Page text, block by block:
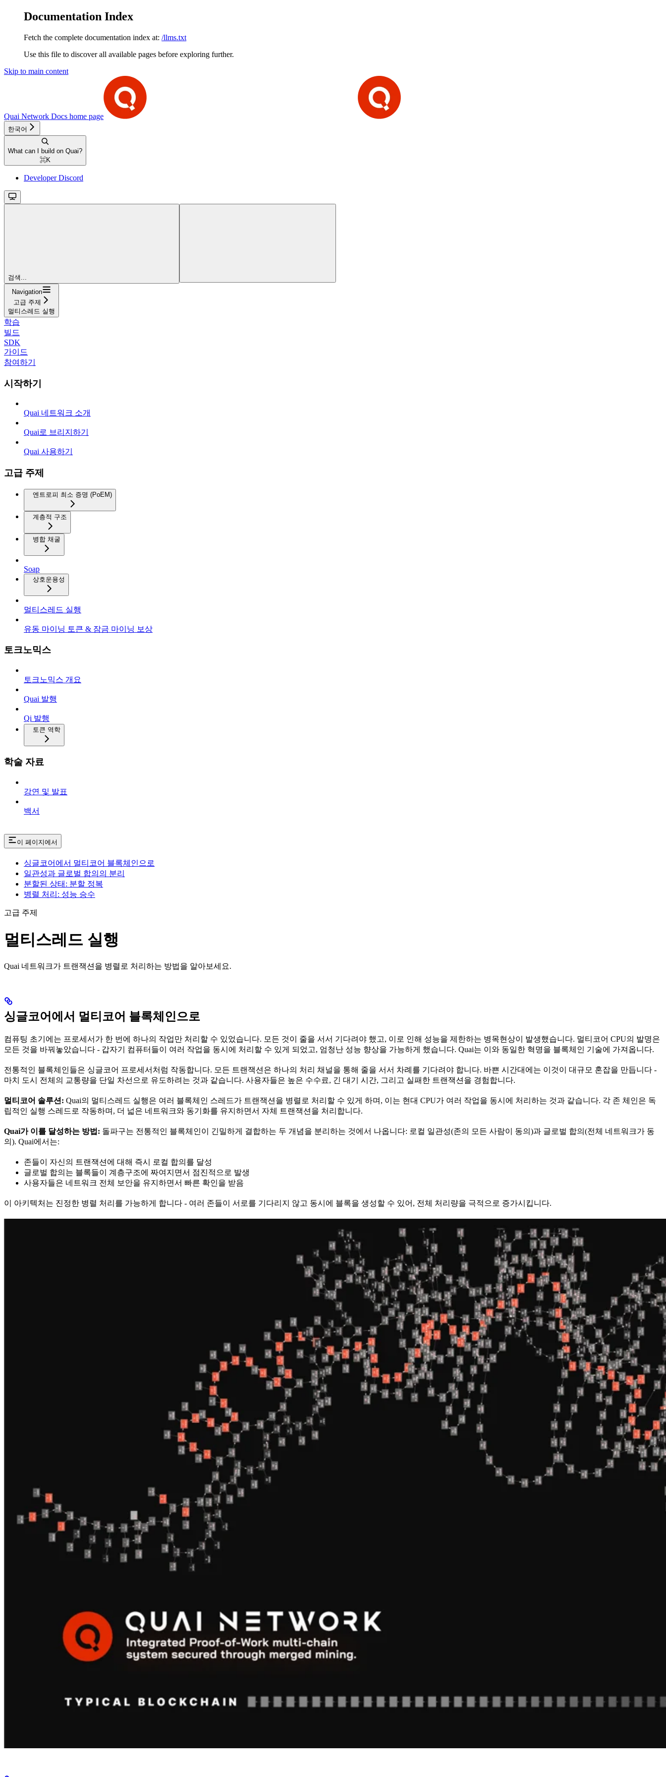
Documentation Index
Fetch the complete documentation index at: /llms.txt
Use this file to discover all available pages before exploring further.
Skip to main content
Quai Network Docs home page
한국어
What can I build on Quai?
⌘K
Developer Discord
검색...
Navigation
고급 주제
멀티스레드 실행
학습
빌드
SDK
가이드
참여하기
시작하기
Quai 네트워크 소개
Quai로 브리지하기
Quai 사용하기
고급 주제
엔트로피 최소 증명 (PoEM)
계층적 구조
병합 채굴
Soap
상호운용성
멀티스레드 실행
유동 마이닝 토큰 & 잠금 마이닝 보상
토크노믹스
토크노믹스 개요
Quai 발행
Qi 발행
토큰 역학
학술 자료
강연 및 발표
백서
이 페이지에서
싱글코어에서 멀티코어 블록체인으로
일관성과 글로벌 합의의 분리
분할된 상태: 분할 정복
병렬 처리: 성능 승수
고급 주제
멀티스레드 실행
Quai 네트워크가 트랜잭션을 병렬로 처리하는 방법을 알아보세요.
싱글코어에서 멀티코어 블록체인으로
컴퓨팅 초기에는 프로세서가 한 번에 하나의 작업만 처리할 수 있었습니다. 모든 것이 줄을 서서 기다려야 했고, 이로 인해 성능을 제한하는 병목현상이 발생했습니다. 멀티코어 CPU의 발명은
모든 것을 바꿔놓았습니다 - 갑자기 컴퓨터들이 여러 작업을 동시에 처리할 수 있게 되었고, 엄청난 성능 향상을 가능하게 했습니다. Quai는 이와 동일한 혁명을 블록체인 기술에 가져옵니다.
전통적인 블록체인들은 싱글코어 프로세서처럼 작동합니다. 모든 트랜잭션은 하나의 처리 채널을 통해 줄을 서서 차례를 기다려야 합니다. 바쁜 시간대에는 이것이 대규모 혼잡을 만듭니다 -
마치 도시 전체의 교통량을 단일 차선으로 유도하려는 것과 같습니다. 사용자들은 높은 수수료, 긴 대기 시간, 그리고 실패한 트랜잭션을 경험합니다.
멀티코어 솔루션: Quai의 멀티스레드 실행은 여러 블록체인 스레드가 트랜잭션을 병렬로 처리할 수 있게 하며, 이는 현대 CPU가 여러 작업을 동시에 처리하는 것과 같습니다. 각 존 체인은 독
립적인 실행 스레드로 작동하며, 더 넓은 네트워크와 동기화를 유지하면서 자체 트랜잭션을 처리합니다.
Quai가 이를 달성하는 방법: 돌파구는 전통적인 블록체인이 긴밀하게 결합하는 두 개념을 분리하는 것에서 나옵니다: 로컬 일관성(존의 모든 사람이 동의)과 글로벌 합의(전체 네트워크가 동
의). Quai에서는:
존들이 자신의 트랜잭션에 대해 즉시 로컬 합의를 달성
글로벌 합의는 블록들이 계층구조에 짜여지면서 점진적으로 발생
사용자들은 네트워크 전체 보안을 유지하면서 빠른 확인을 받음
이 아키텍처는 진정한 병렬 처리를 가능하게 합니다 - 여러 존들이 서로를 기다리지 않고 동시에 블록을 생성할 수 있어, 전체 처리량을 극적으로 증가시킵니다.